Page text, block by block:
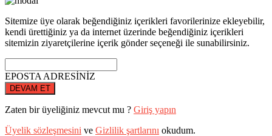
Sitemize üye olarak beğendiğiniz içerikleri favorilerinize ekleyebilir,
kendi ürettiğiniz ya da internet üzerinde beğendiğiniz içerikleri
sitemizin ziyaretçilerine içerik gönder seçeneği ile sunabilirsiniz.
EPOSTA ADRESİNİZ
DEVAM ET
Zaten bir üyeliğiniz mevcut mu ? Giriş yapın
Üyelik sözleşmesini ve Gizlilik şartlarını okudum.